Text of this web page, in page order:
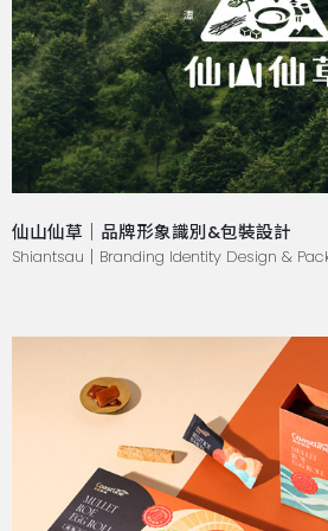
仙山仙草｜品牌形象識別&包裝設計
Shiantsau｜Branding Identity Design &